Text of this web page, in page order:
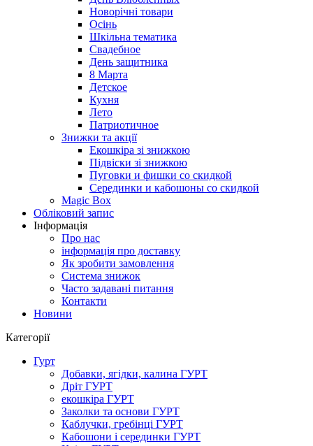
Новорічні товари
Осінь
Шкільна тематика
Свадебное
День защитника
8 Марта
Детское
Кухня
Лето
Патриотичное
Знижки та акції
Екошкіра зі знижкою
Підвіски зі знижкою
Пуговки и фишки со скидкой
Серединки и кабошоны со скидкой
Magic Box
Обліковий запис
Інформація
Про нас
інформація про доставку
Як зробити замовлення
Система знижок
Часто задавані питання
Контакти
Новини
Категорії
Гурт
Добавки, ягідки, калина ГУРТ
Дріт ГУРТ
екошкіра ГУРТ
Заколки та основи ГУРТ
Каблучки, гребінці ГУРТ
Кабошони і серединки ГУРТ